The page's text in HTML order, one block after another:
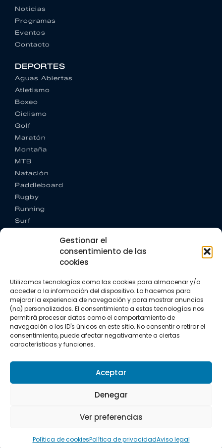
Gestionar el
consentimiento de las
cookies
Utilizamos tecnologías como las cookies para almacenar y/o
acceder a la información del dispositivo. Lo hacemos para
mejorar la experiencia de navegación y para mostrar anuncios
(no) personalizados. El consentimiento a estas tecnologías nos
permitirá procesar datos como el comportamiento de
navegación o los ID's únicos en este sitio. No consentir o retirar el
consentimiento, puede afectar negativamente a ciertas
características y funciones.
Aceptar
Denegar
Ver preferencias
Política de cookiesPolítica de privacidadAviso legal
Noticias
Programas
Eventos
Contacto
DEPORTES
Aguas Abiertas
Atletismo
Boxeo
Ciclismo
Golf
Maratón
Montaña
MTB
Natación
Paddleboard
Rugby
Running
Surf
CONTACTO
+34 662 342 177
info@vkssport.com
SÍGUENOS
Política de privacidad
Política de cookies
Todos los derechos resevados.